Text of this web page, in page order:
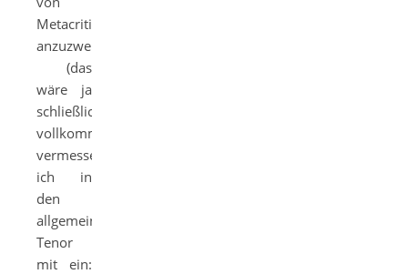
Metacritic
anzuzweifeln
(das
wäre ja
schließlich
vollkommen
vermessen), stimme
ich in
den
allgemeinen
Tenor
mit ein: